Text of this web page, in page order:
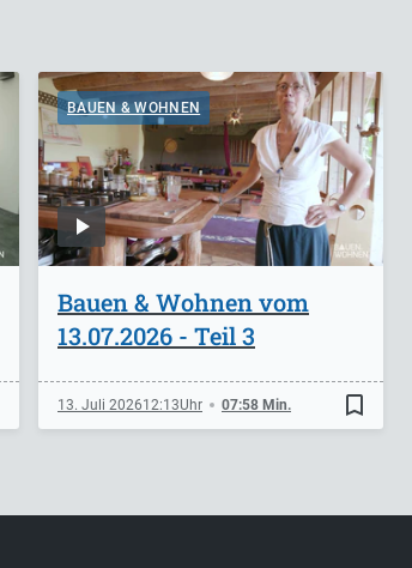
BAUEN & WOHNEN
Bauen & Wohnen vom
13.07.2026 - Teil 3
13. Juli 202612:13 07:58 Min. bookmark_border